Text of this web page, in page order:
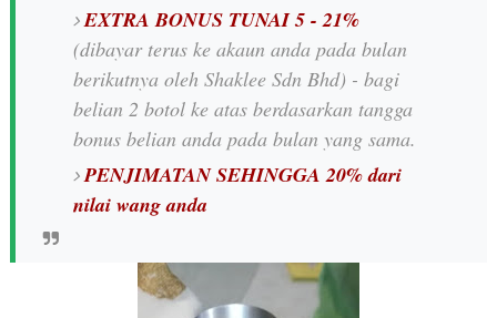
EXTRA BONUS TUNAI 5 - 21%
(dibayar terus ke akaun anda pada bulan
berikutnya oleh Shaklee Sdn Bhd) - bagi
belian 2 botol ke atas berdasarkan tangga
bonus belian anda pada bulan yang sama.
PENJIMATAN SEHINGGA 20% dari
nilai wang anda